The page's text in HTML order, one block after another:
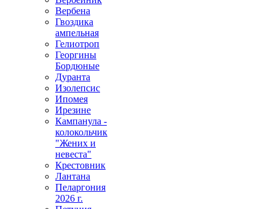
Вербена
Гвоздика
ампельная
Гелиотроп
Георгины
Бордюные
Дуранта
Изолепсис
Ипомея
Ирезине
Кампанула -
колокольчик
"Жених и
невеста"
Крестовник
Лантана
Пеларгония
2026 г.